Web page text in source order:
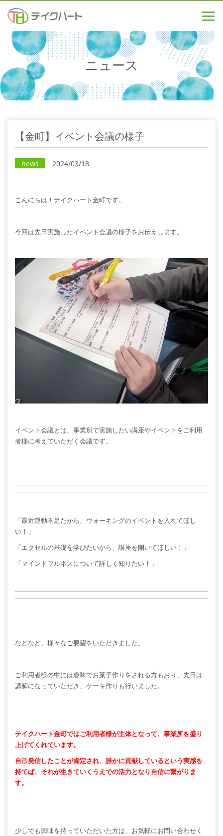
ニュース
【金町】イベント会議の様子
news 2024/03/18
こんにちは！テイクハート金町です。
今回は先日実施したイベント会議の様子をお伝えします。
イベント会議とは、事業所で実施したい講座やイベントをご利用
者様に考えていただく会議です。
「最近運動不足だから、ウォーキングのイベントを入れてほし
い！」
「エクセルの基礎を学びたいから、講座を開いてほしい！」
「マインドフルネスについて詳しく知りたい！」
などなど、様々なご要望をいただきました。
ご利用者様の中には趣味でお菓子作りをされる方もおり、先日は
講師になっていただき、ケーキ作りも行いました。
テイクハート金町ではご利用者様が主体となって、事業所を盛り
上げてくれています。
自己発信したことが肯定され、誰かに貢献しているという実感を
持てば、それが生きていくうえでの活力となり自信に繋がりま
す。
少しでも興味を持っていただいた方は、お気軽にお問い合わせく